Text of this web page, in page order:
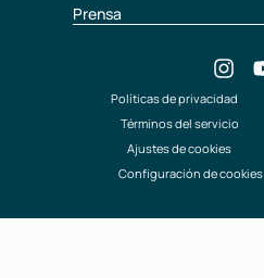
Prensa
Políticas de privacidad
Términos del servicio
Ajustes de cookies
Configuración de cookies